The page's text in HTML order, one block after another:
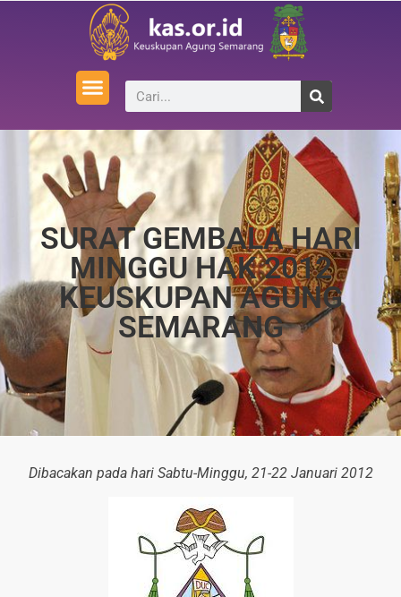
SURAT GEMBALA HARI
MINGGU HAK 2012
KEUSKUPAN AGUNG
SEMARANG
Dibacakan pada hari Sabtu-Minggu, 21-22 Januari 2012